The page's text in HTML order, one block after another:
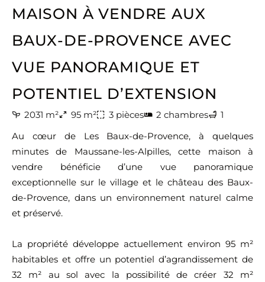
MAISON À VENDRE AUX
BAUX-DE-PROVENCE AVEC
VUE PANORAMIQUE ET
POTENTIEL D’EXTENSION
2031 m² 95 m² 3 pièces 2 chambres
1
Au cœur de Les Baux-de-Provence, à quelques
minutes de Maussane-les-Alpilles, cette maison à
vendre bénéficie d’une vue panoramique
exceptionnelle sur le village et le château des Baux-
de-Provence, dans un environnement naturel calme
et préservé.
La propriété développe actuellement environ 95 m²
habitables et offre un potentiel d’agrandissement de
32 m² au sol avec la possibilité de créer 32 m²